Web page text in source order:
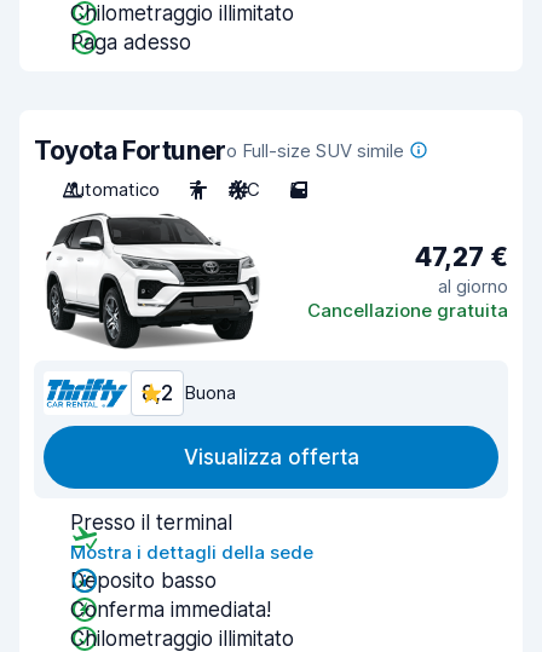
Chilometraggio illimitato
Paga adesso
Toyota Fortunero Full-size SUV simile
Automatico
7 A/C 5
47,27 €
al giorno
Cancellazione gratuita
8,2 Buona
Visualizza offerta
Presso il terminal
Mostra i dettagli della sede
Deposito basso
Conferma immediata!
Chilometraggio illimitato